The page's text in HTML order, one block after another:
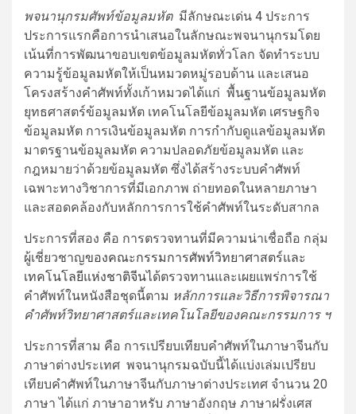
พจนานุกรมศัพท์ข้อมูลมหัต มีลักษณะเด่น 4 ประการ
ประการแรกคือการนำเสนอในลักษณะพจนานุกรมโดย
เน้นที่การพัฒนาขอบเขตข้อมูลมหัตทั่วโลก จัดทำระบบ
ความรู้ข้อมูลมหัตให้เป็นหมวดหมู่รอบด้าน และเสนอ
โครงสร้างคำศัพท์ทั้งเก้าหมวดได้แก่ พื้นฐานข้อมูลมหัต
ยุทธศาสตร์ข้อมูลมหัต เทคโนโลยีข้อมูลมหัต เศรษฐกิจ
ข้อมูลมหัต การเงินข้อมูลมหัต การกำกับดูแลข้อมูลมหัต
มาตรฐานข้อมูลมหัต ความปลอดภัยข้อมูลมหัต และ
กฎหมายว่าด้วยข้อมูลมหัต ซึ่งได้สร้างระบบคำศัพท์
เฉพาะทางวิชาการที่มีเอกภาพ ถ่ายทอดในหลายภาษา
และสอดคล้องกับหลักการการใช้คำศัพท์ในระดับสากล
ประการที่สอง คือ การตรวจทานที่มีความน่าเชื่อถือ กลุ่ม
ผู้เชี่ยวชาญของคณะกรรมการศัพท์วิทยาศาสตร์และ
เทคโนโลยีแห่งชาติจีนได้ตรวจทานและเผยแพร่การใช้
คำศัพท์ในหนังสือชุดนี้ตาม หลักการและวิธีการพิจารณา
คำศัพท์วิทยาศาสตร์และเทคโนโลยีของคณะกรรมการ ฯ
ประการที่สาม คือ การเปรียบเทียบคำศัพท์ในภาษาจีนกับ
ภาษาต่างประเทศ พจนานุกรมฉบับนี้ได้แบ่งเล่มเปรียบ
เทียบคำศัพท์ในภาษาจีนกับภาษาต่างประเทศ จำนวน 20
ภาษา ได้แก่ ภาษาอาหรับ ภาษาอังกฤษ ภาษาฝรั่งเศส